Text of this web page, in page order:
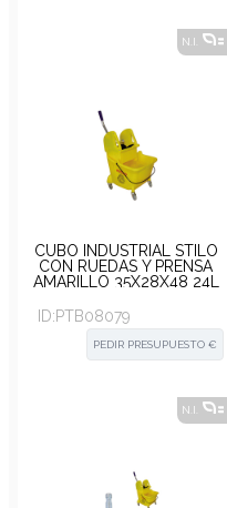
N.I.
CUBO INDUSTRIAL STILO
CON RUEDAS Y PRENSA
AMARILLO 35X28X48 24L
ID:PTB08079
PEDIR PRESUPUESTO €
N.I.